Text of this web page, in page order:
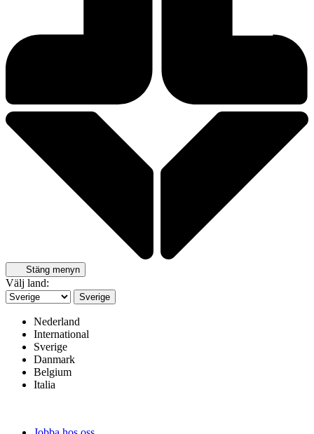
Stäng menyn
Välj land:
Sverige
Nederland
International
Sverige
Danmark
Belgium
Italia